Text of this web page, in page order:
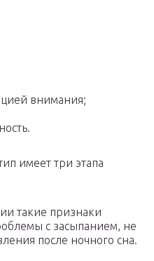
внимания;
имеет три этапа
такие признаки
с засыпанием, не
после ночного сна.